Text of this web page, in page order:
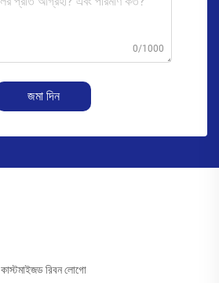
0/1000
জমা দিন
কাস্টমাইজড রিবন লোগো